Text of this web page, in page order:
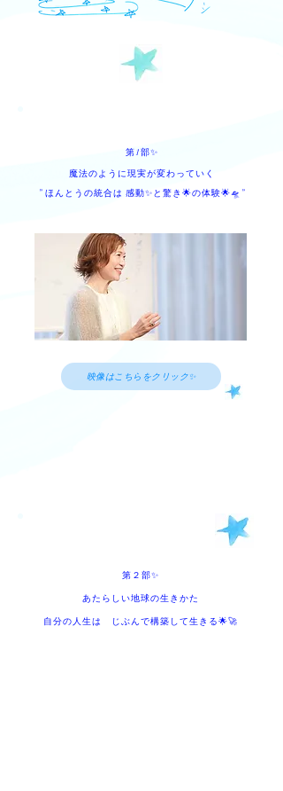
第1部✨
​魔法のように現実が変わっていく
​” ほんとうの統合は 感動✨と驚き🌟の体験🌟🛸”
映像はこちらをクリック✨
第２部✨
あたらしい地球の生きかた
​自分の人生は じぶんで構築して生きる🌟🚀